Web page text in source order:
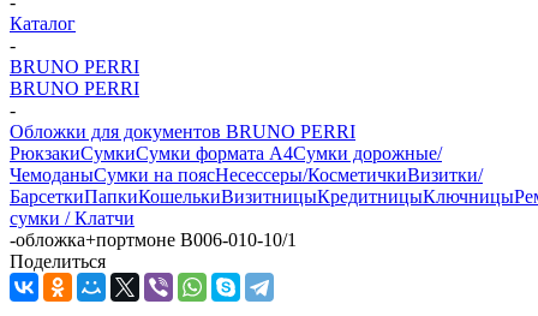
Каталог
-
BRUNO PERRI
BRUNO PERRI
-
Обложки для документов BRUNO PERRI
РюкзакиСумкиСумки формата А4Сумки дорожные/
ЧемоданыСумки на поясНесессеры/КосметичкиВизитки/
БарсеткиПапкиКошелькиВизитницыКредитницыКлючницы
сумки / Клатчи
-обложка+портмоне B006-010-10/1
Поделиться